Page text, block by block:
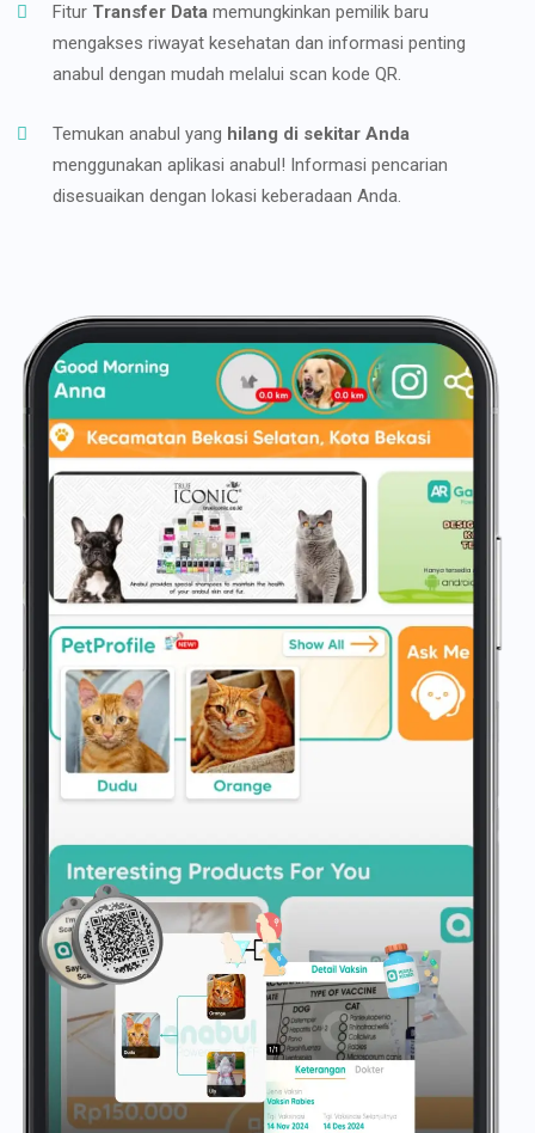
Fitur Transfer Data memungkinkan pemilik baru
mengakses riwayat kesehatan dan informasi penting
anabul dengan mudah melalui scan kode QR.
Temukan anabul yang hilang di sekitar Anda
menggunakan aplikasi anabul! Informasi pencarian
disesuaikan dengan lokasi keberadaan Anda.